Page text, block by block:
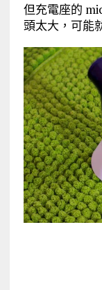
但充電座的
頭太大，可能